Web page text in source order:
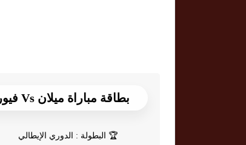
بطاقة مباراة ميلان Vs فيورنتينا
🏆 البطولة : الدوري الإيطالي